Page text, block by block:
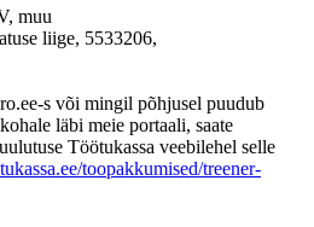
muu
liige, 5533206,
s või mingil põhjusel puudub
läbi meie portaali, saate
Töötukassa veebilehel selle
toopakkumised/treener-